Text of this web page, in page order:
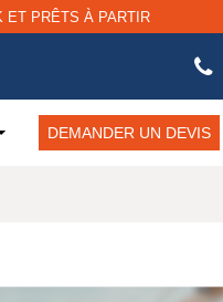
DEMANDER UN DEVIS